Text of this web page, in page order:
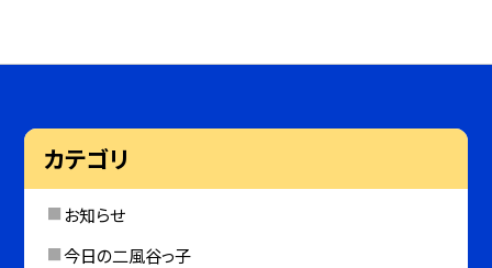
カテゴリ
お知らせ
今日の二風谷っ子